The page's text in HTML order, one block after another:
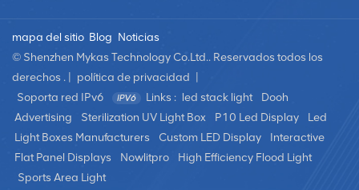
mapa del sitio Blog Noticias
© Shenzhen Mykas Technology Co.Ltd.. Reservados todos los
derechos . |
política de privacidad
Soporta red IPv6
Links : led stack light
Dooh
Advertising
Sterilization UV Light Box P10 Led Display
Led
Light Boxes Manufacturers
Custom LED Display
Interactive
Flat Panel Displays
Nowlitpro
High Efficiency Flood Light
Sports Area Light